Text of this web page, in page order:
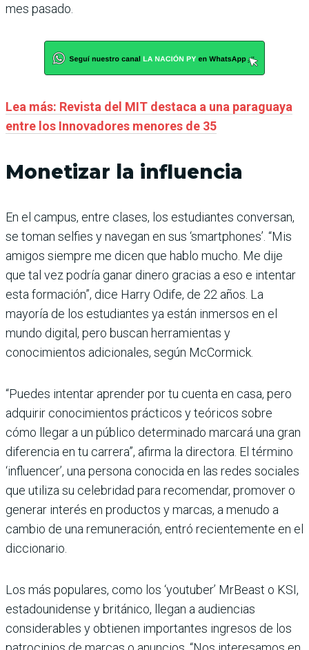
mes pasado.
Lea más: Revista del MIT destaca a una paraguaya
entre los Innovadores menores de 35
Monetizar la influencia
En el campus, entre clases, los estudiantes conversan,
se toman selfies y navegan en sus ‘smartphones’. “Mis
amigos siempre me dicen que hablo mucho. Me dije
que tal vez podría ganar dinero gracias a eso e intentar
esta formación”, dice Harry Odife, de 22 años. La
mayoría de los estudiantes ya están inmersos en el
mundo digital, pero buscan herramientas y
conocimientos adicionales, según McCormick.
“Puedes intentar aprender por tu cuenta en casa, pero
adquirir conocimientos prácticos y teóricos sobre
cómo llegar a un público determinado marcará una gran
diferencia en tu carrera”, afirma la directora. El término
‘influencer’, una persona conocida en las redes sociales
que utiliza su celebridad para recomendar, promover o
generar interés en productos y marcas, a menudo a
cambio de una remuneración, entró recientemente en el
diccionario.
Los más populares, como los ‘youtuber’ MrBeast o KSI,
estadounidense y británico, llegan a audiencias
considerables y obtienen importantes ingresos de los